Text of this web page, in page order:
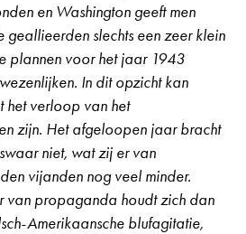
en Washington geeft men
slechts een zeer klein
plannen voor het jaar 1943
In dit opzicht kan
het verloop van het
zijn. Het afgeloopen jaar bracht
niet, wat zij er van
vijanden nog veel minder.
van propaganda houdt zich dan
Amerikaansche blufagitatie,